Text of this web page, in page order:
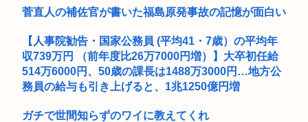
菅直人の補佐官が書いた福島原発事故の記憶が面白い
【人事院勧告・国家公務員 (平均41・7歳）の平均年
収739万円 （前年度比26万7000円増）】大卒初任給
514万6000円、50歳の課長は1488万3000円…地方公
務員の給与も引き上げると、1兆1250億円増
ガチで世間知らずのワイに教えてくれ